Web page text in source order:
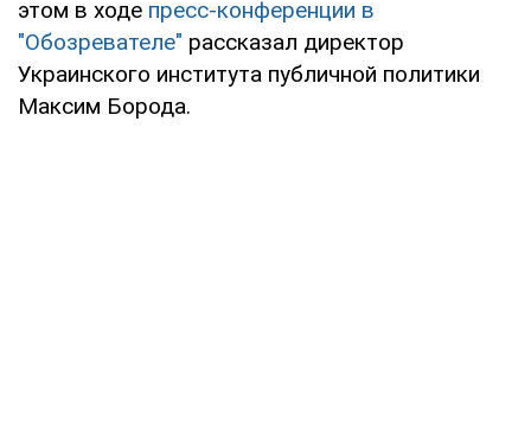
этом в ходе пресс-конференции в
"Обозревателе" рассказал директор
Украинского института публичной политики
Максим Борода.